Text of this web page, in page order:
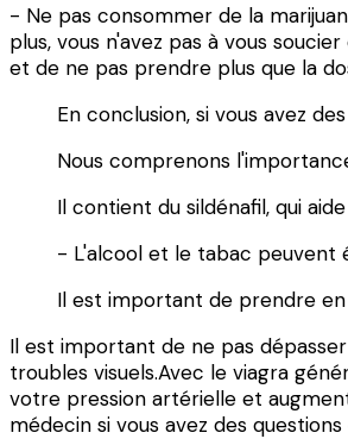
- Ne pas consommer de la
plus, vous n'avez pas à vous
et de ne pas prendre plus que la
En conclusion, si vous avez
Nous comprenons
Il contient du sildénafil, qui
- L'alcool et le tabac peuvent
Il est important de prendre
Il est important de ne pas
troubles visuels.Avec le viagra
votre pression artérielle et
médecin si vous avez des